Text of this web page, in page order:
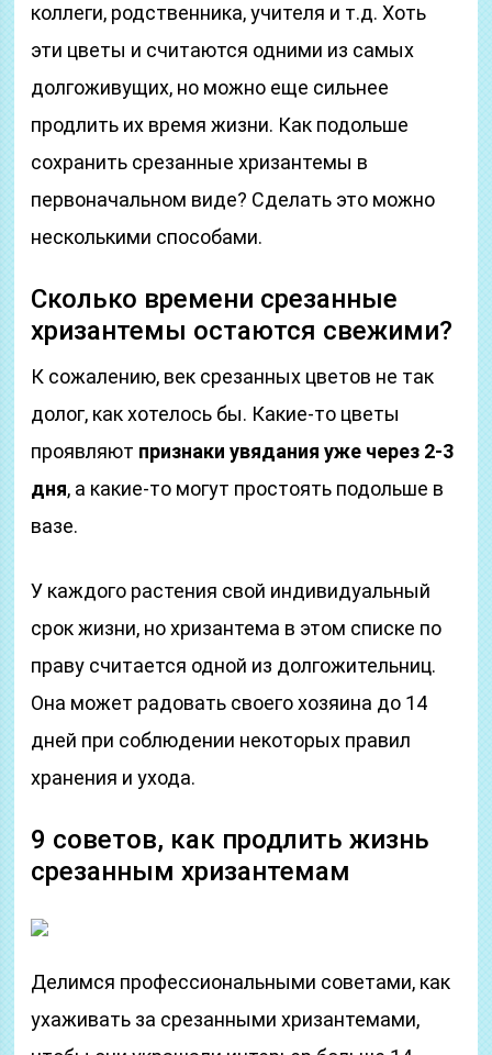
коллеги, родственника, учителя и т.д. Хоть
эти цветы и считаются одними из самых
долгоживущих, но можно еще сильнее
продлить их время жизни. Как подольше
сохранить срезанные хризантемы в
первоначальном виде? Сделать это можно
несколькими способами.
Сколько времени срезанные
хризантемы остаются свежими?
К сожалению, век срезанных цветов не так
долог, как хотелось бы. Какие-то цветы
проявляют признаки увядания уже через 2-3
дня, а какие-то могут простоять подольше в
вазе.
У каждого растения свой индивидуальный
срок жизни, но хризантема в этом списке по
праву считается одной из долгожительниц.
Она может радовать своего хозяина до 14
дней при соблюдении некоторых правил
хранения и ухода.
9 советов, как продлить жизнь
срезанным хризантемам
Делимся профессиональными советами, как
ухаживать за срезанными хризантемами,